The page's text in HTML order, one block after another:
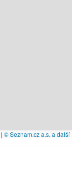
| © Seznam.cz a.s. a další